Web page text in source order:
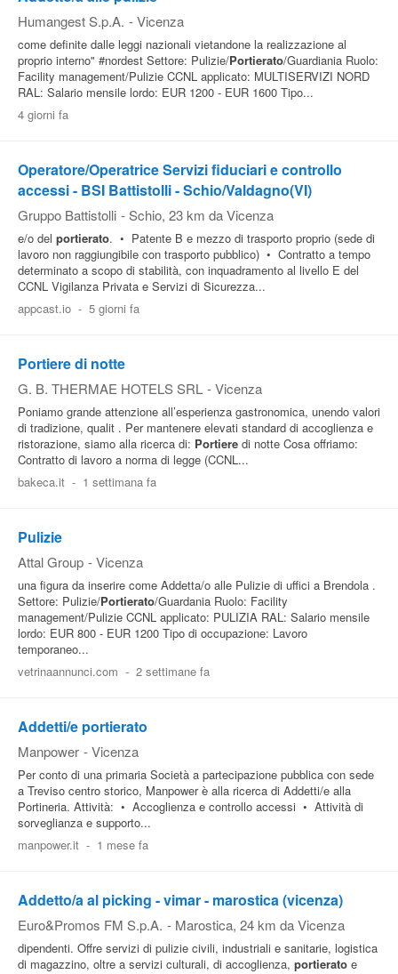
Humangest S.p.A. - Vicenza
come definite dalle leggi nazionali vietandone la realizzazione al
proprio interno" #nordest Settore: Pulizie/Portierato/Guardiania Ruolo:
Facility management/Pulizie CCNL applicato: MULTISERVIZI NORD
RAL: Salario mensile lordo: EUR 1200 - EUR 1600 Tipo...
4 giorni fa
Operatore/Operatrice Servizi fiduciari e controllo
accessi - BSI Battistolli - Schio/Valdagno(VI)
Gruppo Battistolli - Schio, 23 km da Vicenza
e/o del portierato. • Patente B e mezzo di trasporto proprio (sede di
lavoro non raggiungibile con trasporto pubblico) • Contratto a tempo
determinato a scopo di stabilità, con inquadramento al livello E del
CCNL Vigilanza Privata e Servizi di Sicurezza...
appcast.io - 5 giorni fa
Portiere di notte
G. B. THERMAE HOTELS SRL - Vicenza
Poniamo grande attenzione all’esperienza gastronomica, unendo valori
di tradizione, qualit . Per mantenere elevati standard di accoglienza e
ristorazione, siamo alla ricerca di: Portiere di notte Cosa offriamo:
Contratto di lavoro a norma di legge (CCNL...
bakeca.it - 1 settimana fa
Pulizie
Attal Group - Vicenza
una figura da inserire come Addetta/o alle Pulizie di uffici a Brendola .
Settore: Pulizie/Portierato/Guardania Ruolo: Facility
management/Pulizie CCNL applicato: PULIZIA RAL: Salario mensile
lordo: EUR 800 - EUR 1200 Tipo di occupazione: Lavoro
temporaneo...
vetrinaannunci.com - 2 settimane fa
Addetti/e portierato
Manpower - Vicenza
Per conto di una primaria Società a partecipazione pubblica con sede
a Treviso centro storico, Manpower è alla ricerca di Addetti/e alla
Portineria. Attività: • Accoglienza e controllo accessi • Attività di
sorveglianza e supporto...
manpower.it - 1 mese fa
Addetto/a al picking - vimar - marostica (vicenza)
Euro&Promos FM S.p.A. - Marostica, 24 km da Vicenza
dipendenti. Offre servizi di pulizie civili, industriali e sanitarie, logistica
di magazzino, oltre a servizi culturali, di accoglienza, portierato e